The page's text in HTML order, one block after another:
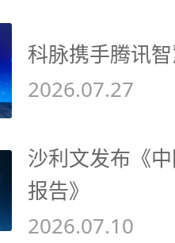
科脉携手腾讯
2026.07.27
沙利文发布《
报告》
2026.07.10